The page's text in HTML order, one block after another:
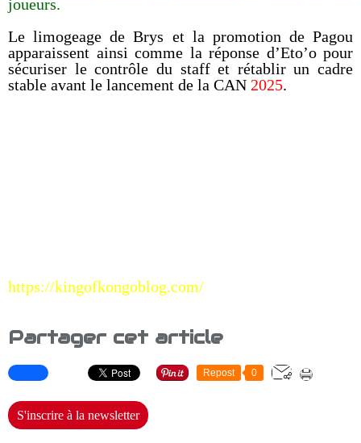
joueurs.
Le limogeage de Brys et la promotion de Pagou
apparaissent ainsi comme la réponse d’Eto’o pour
sécuriser le contrôle du staff et rétablir un cadre
stable avant le lancement de la CAN 2025.
https://kingofkongoblog.com/
Partager cet article
Repost 0
S'inscrire à la newsletter